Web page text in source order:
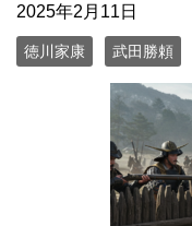
2025年2月11日
徳川家康 武田勝頼